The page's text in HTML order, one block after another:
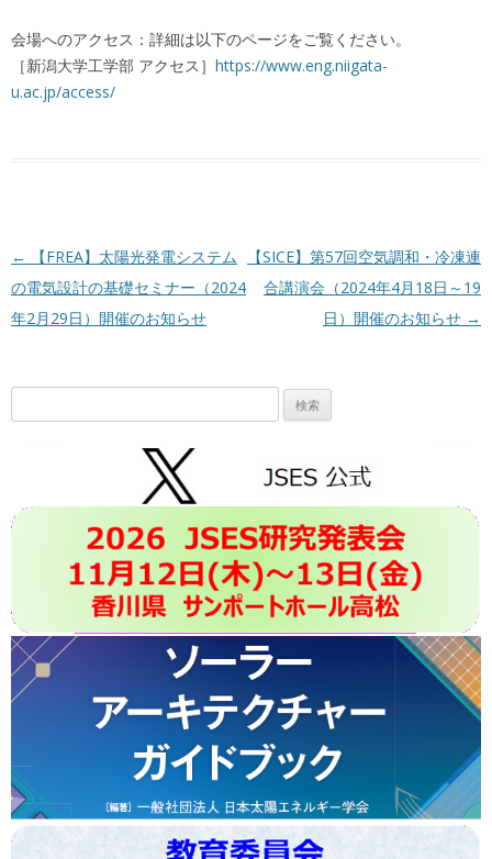
会場へのアクセス：詳細は以下のページをご覧ください。
［新潟大学工学部 アクセス］ https://www.eng.niigata-
u.ac.jp/access/
投稿ナビゲーション
←
【FREA】太陽光発電システム
の電気設計の基礎セミナー（2024
年2月29日）開催のお知らせ
【SICE】第57回空気調和・冷凍連
合講演会（2024年4月18日～19
日）開催のお知らせ →
索: